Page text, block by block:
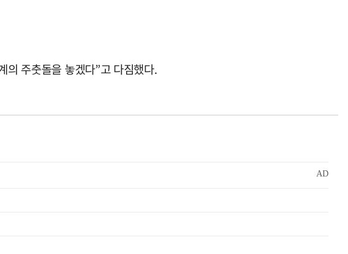
의 주춧돌을 놓겠다”고 다짐했다.